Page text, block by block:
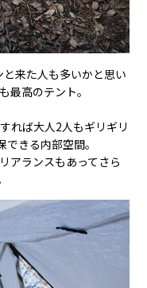
来た人も多いかと思い
最高のテント。
れば大人2人もギリギリ
きる内部空間。
アランスもあってさら